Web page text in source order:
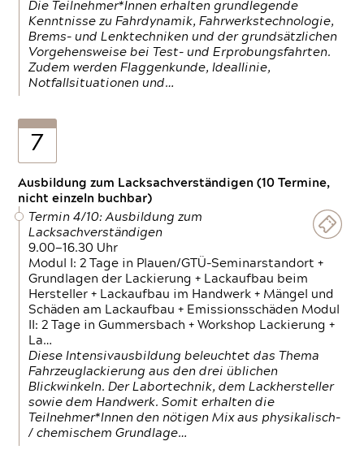
Die Teilnehmer*Innen erhalten grundlegende
Kenntnisse zu Fahrdynamik, Fahrwerkstechnologie,
Brems- und Lenktechniken und der grundsätzlichen
Vorgehensweise bei Test- und Erprobungsfahrten.
Zudem werden Flaggenkunde, Ideallinie,
Notfallsituationen und…
7
Ausbildung zum Lacksachverständigen (10 Termine,
nicht einzeln buchbar)
Termin 4/10: Ausbildung zum
Lacksachverständigen
9.00—16.30 Uhr
Modul I: 2 Tage in Plauen/GTÜ-Seminarstandort +
Grundlagen der Lackierung + Lackaufbau beim
Hersteller + Lackaufbau im Handwerk + Mängel und
Schäden am Lackaufbau + Emissionsschäden Modul
II: 2 Tage in Gummersbach + Workshop Lackierung +
La…
Diese Intensivausbildung beleuchtet das Thema
Fahrzeuglackierung aus den drei üblichen
Blickwinkeln. Der Labortechnik, dem Lackhersteller
sowie dem Handwerk. Somit erhalten die
Teilnehmer*Innen den nötigen Mix aus physikalisch-
/ chemischem Grundlage…